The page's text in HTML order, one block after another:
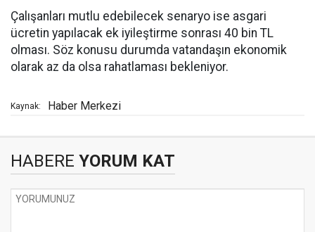
Çalışanları mutlu edebilecek senaryo ise asgari
ücretin yapılacak ek iyileştirme sonrası 40 bin TL
olması. Söz konusu durumda vatandaşın ekonomik
olarak az da olsa rahatlaması bekleniyor.
Kaynak: Haber Merkezi
HABERE YORUM KAT